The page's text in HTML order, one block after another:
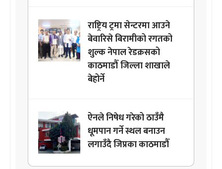
राष्ट्रिय ट्रमा सेन्टरमा आउने
बेवारिसे बिरामीको रगतको
शुल्क नेपाल रेडक्रसको
काठमाडौँ जिल्ला शाखाले
बेहोर्ने
ऐनले निषेध गरेको ठाउँमै
धूमपान गर्ने स्थल बनाउन
लगाउँदै जिप्रका काठमाडौँ